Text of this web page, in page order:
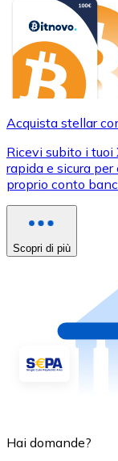
Acquista stellar
Ricevi subito i tuoi
rapida e sicura
proprio conto
Scopri di più
Hai domande?